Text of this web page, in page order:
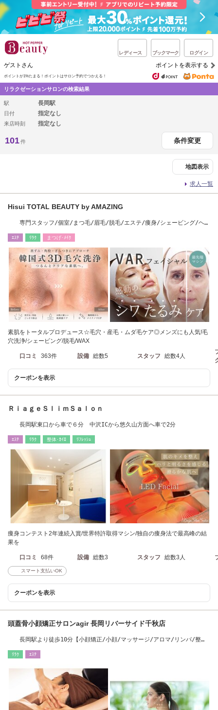
レディース ブックマーク ログイン
ゲストさん ポイントを表示する
ポイントが1%たまる！ ポイントはサロン予約でつかえる！
リラクゼーションサロンの検索結果
駅 長岡駅
日付 指定なし
来店時刻 指定なし
101件 条件変更
地図表示
求人一覧
Hisui TOTAL BEAUTY by AMAZING
専門スタッフ/個室/まつ毛/眉毛/脱毛/エステ/痩身/シェービング/ヘッ
ｴｽﾃ ﾘﾗｸ まつげ･ﾒｲｸ
素肌をトータルプロデュース☆毛穴・産毛・ムダ毛ケア◎メンズにも人気!毛
穴洗浄/シェービング/脱毛/WAX
口コミ 363件 設備 総数5 スタッフ 総数4人
クーポンを表示
ＲｉａｇｅＳｌｉｍＳａｌｏｎ
長岡駅東口から車で６分 中沢ICから悠久山方面へ車で2分
ｴｽﾃ ﾘﾗｸ 整体･ｶｲﾛ ﾘﾌﾚｯｼｭ
痩身コンテスト2年連続入賞/世界特許取得マシン/独自の痩身法で最高峰の結
果を
口コミ 68件 設備 総数3 スタッフ 総数3人
スマート支払いOK
クーポンを表示
頭蓋骨小顔矯正サロンagir 長岡リバーサイド千秋店
長岡駅より徒歩10分【小顔矯正/小顔/マッサージ/アロマ/リンパ/整
ﾘﾗｸ ｴｽﾃ